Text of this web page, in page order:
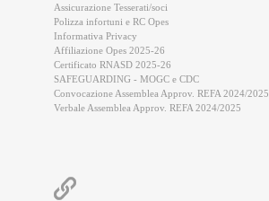
Assicurazione Tesserati/soci
Polizza infortuni e RC Opes
Informativa Privacy
Affiliazione Opes 2025-26
Certificato RNASD 2025-26
SAFEGUARDING - MOGC e CDC
Convocazione Assemblea Approv. REFA 2024/2025
Verbale Assemblea Approv. REFA 2024/2025
